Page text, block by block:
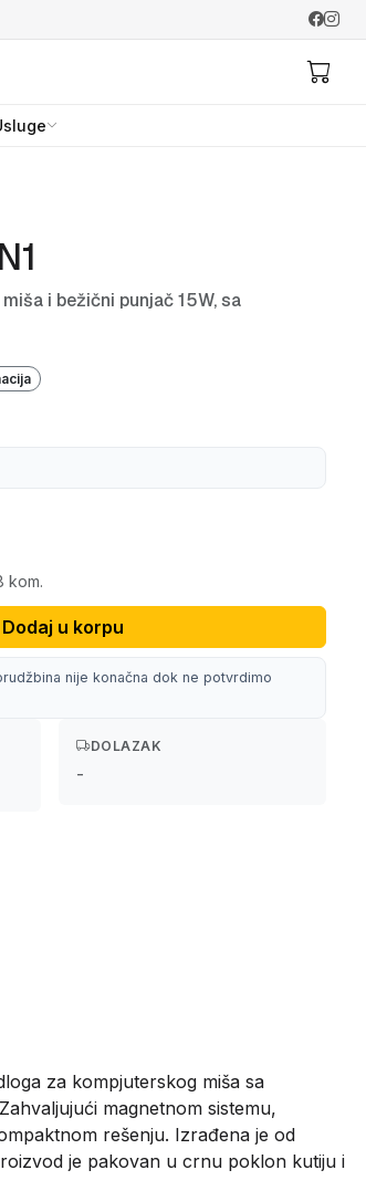
i bežični punjač 15W, sa
kom.
Dodaj u korpu
nije konačna dok ne potvrdimo
DOLAZAK
-
za kompjuterskog miša sa
magnetnom sistemu,
rešenju. Izrađena je od
je pakovan u crnu poklon kutiju i